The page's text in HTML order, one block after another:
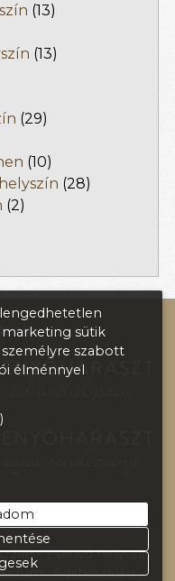
(13)
(13)
(29)
(10)
(28)
(2)
- Esküvő helyszín,
Adatkezelési
marketing sütik
szabott
élménnyel